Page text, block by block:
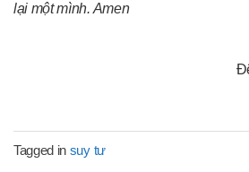
lại một mình. Amen
Tagged in suy tư